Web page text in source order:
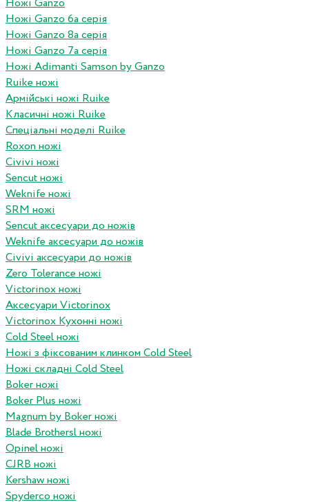
Ножі Ganzo
Ножі Ganzo 6а серія
Ножі Ganzo 8а серія
Ножі Ganzo 7а серія
Ножі Adimanti Samson by Ganzo
Ruike ножі
Армійські ножі Ruike
Класичні ножі Ruike
Спеціальні моделі Ruike
Roxon ножi
Civivi ножі
Sencut ножі
Weknife ножі
SRM ножі
Sencut аксесуари до ножів
Weknife аксесуари до ножів
Civivi аксесуари до ножів
Zero Tolerance ножі
Victorinox ножі
Аксесуари Victorinox
Victorinox Кухонні ножі
Cold Steel ножі
Ножі з фіксованим клинком Cold Steel
Ножі складні Cold Steel
Boker ножі
Boker Plus ножі
Magnum by Boker ножі
Blade Brothersl ножі
Opinel ножі
CJRB ножі
Kershaw ножі
Spyderco ножі